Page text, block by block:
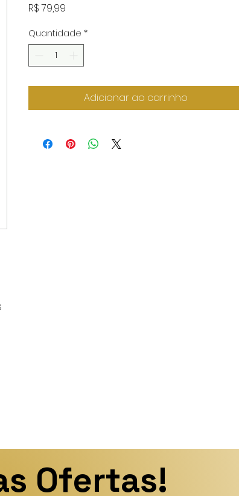
R$ 79,99
Quantidade *
Adicionar ao carrinho
Ofertas!